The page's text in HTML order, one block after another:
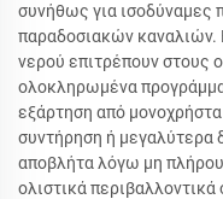
συνήθως για ισοδύναμες
παραδοσιακών καναλιών.
νερού επιτρέπουν στους
ολοκληρωμένα
εξάρτηση από
συντήρηση ή μεγαλύτερα
αποβλήτα λόγω μη
ολιστικά